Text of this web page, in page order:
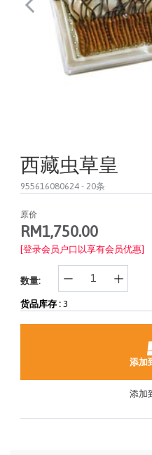
西藏虫草皇
955616080624 - 20条
原价
RM1,750.00
[登录会员户口以享有会员优惠]
数量:
货品库存 : 3
添加
添加